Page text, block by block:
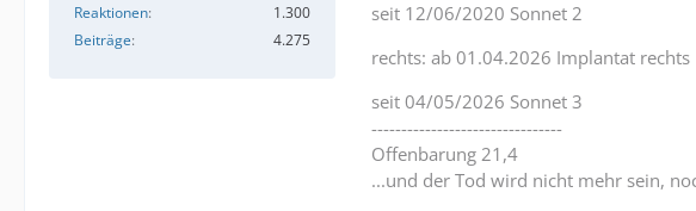
Reaktionen
1.300
Beiträge
4.275
seit 12/06/2020 Sonnet 2
rechts: ab 01.04.2026 Implantat rechts
seit 04/05/2026 Sonnet 3
--------------------------------
Offenbarung 21,4
...und der Tod wird nicht mehr sein,